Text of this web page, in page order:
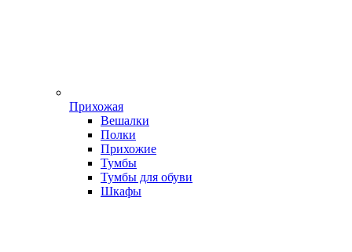
Прихожая
Вешалки
Полки
Прихожие
Тумбы
Тумбы для обуви
Шкафы